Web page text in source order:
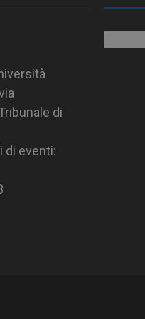
di
di eventi: